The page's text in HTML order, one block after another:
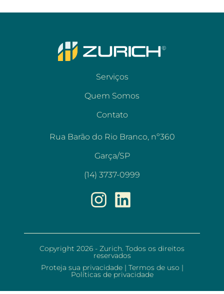
Serviços
Quem Somos
Contato
Rua Barão do Rio Branco, nº360
Garça/SP
(14) 3737-0999
Copyright 2026 - Zurich. Todos os direitos
reservados
Proteja sua privacidade | Termos de uso |
Políticas de privacidade